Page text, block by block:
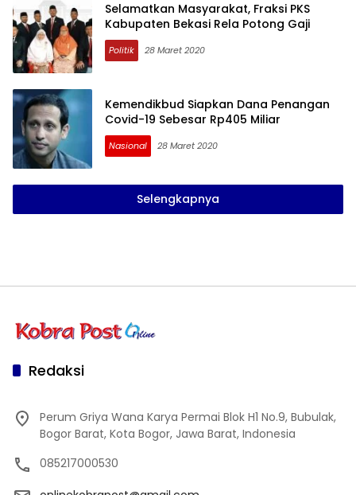
Selamatkan Masyarakat, Fraksi PKS
Kabupaten Bekasi Rela Potong Gaji
Politik 28 Maret 2020
Kemendikbud Siapkan Dana Penangan
Covid-19 Sebesar Rp405 Miliar
Nasional 28 Maret 2020
Selengkapnya
Redaksi
Perum Griya Wana Karya Permai Blok H1 No.9, Bubulak,
Bogor Barat, Kota Bogor, Jawa Barat, Indonesia
085217000530